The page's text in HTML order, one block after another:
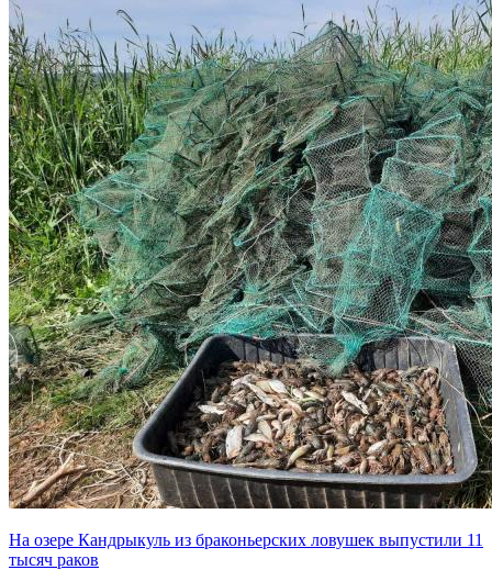
На озере Кандрыкуль из браконьерских ловушек выпустили 11
тысяч раков